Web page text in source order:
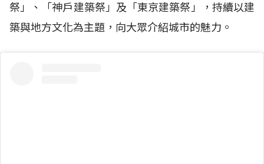
祭」、「神戶建築祭」及「東京建築祭」，持續以建
築與地方文化為主題，向大眾介紹城市的魅力。